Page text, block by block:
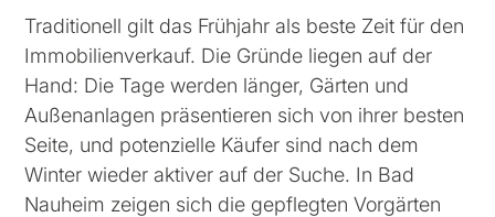
Traditionell gilt das Frühjahr als beste Zeit für den
Immobilienverkauf. Die Gründe liegen auf der
Hand: Die Tage werden länger, Gärten und
Außenanlagen präsentieren sich von ihrer besten
Seite, und potenzielle Käufer sind nach dem
Winter wieder aktiver auf der Suche. In Bad
Nauheim zeigen sich die gepflegten Vorgärten